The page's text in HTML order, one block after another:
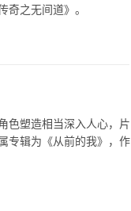
之无间道》。
色塑造相当深入人心，片
专辑为《从前的我》，作